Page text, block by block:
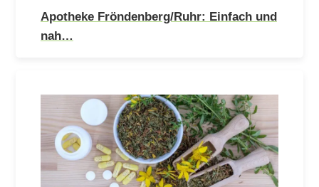
Apotheke Fröndenberg/Ruhr: Einfach und
nah…